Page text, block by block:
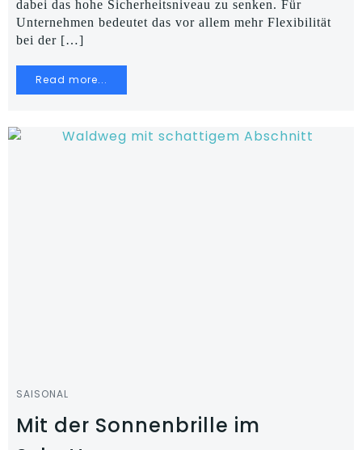
dabei das hohe Sicherheitsniveau zu senken. Für
Unternehmen bedeutet das vor allem mehr Flexibilität
bei der […]
Read more...
SAISONAL
Mit der Sonnenbrille im